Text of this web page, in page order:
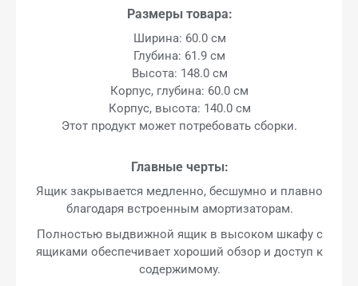
Размеры товара:
Ширина: 60.0 см
Глубина: 61.9 см
Высота: 148.0 см
Корпус, глубина: 60.0 см
Корпус, высота: 140.0 см
Этот продукт может потребовать сборки.
Главные черты:
Ящик закрывается медленно, бесшумно и плавно
благодаря встроенным амортизаторам.
Полностью выдвижной ящик в высоком шкафу с
ящиками обеспечивает хороший обзор и доступ к
содержимому.